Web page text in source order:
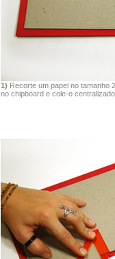
1) Recorte um papel no tamanho
no chipboard e cole-o